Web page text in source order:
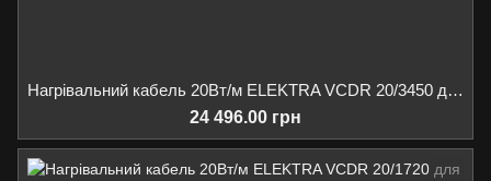
Нагрівальний кабель 20Вт/м ELEKTRA VCDR 20/3450 для обігріву ринв/водостоків/даху, 3450Вт 175м
24 496.00 грн